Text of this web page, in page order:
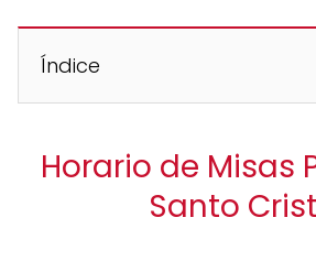
Índice
Horario de Misas
Santo